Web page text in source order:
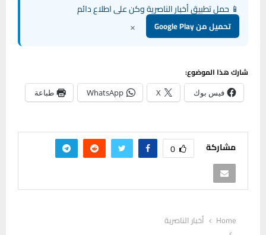
📱 حمل تطبيق أخبار الناصرية وكن على اطلاع دائم
تحميل من Google Play ×
شارك هذا الموضوع:
فيس بوك X
WhatsApp طباعة
مشاركة 0
Home
أخبار الناصرية